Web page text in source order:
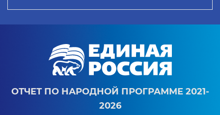
ОТЧЕТ ПО НАРОДНОЙ ПРОГРАММЕ 2021-
2026